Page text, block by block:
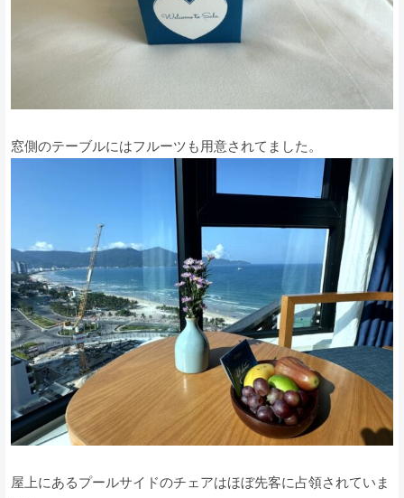
窓側のテーブルにはフルーツも用意されてました。
屋上にあるプールサイドのチェアはほぼ先客に占領されていま